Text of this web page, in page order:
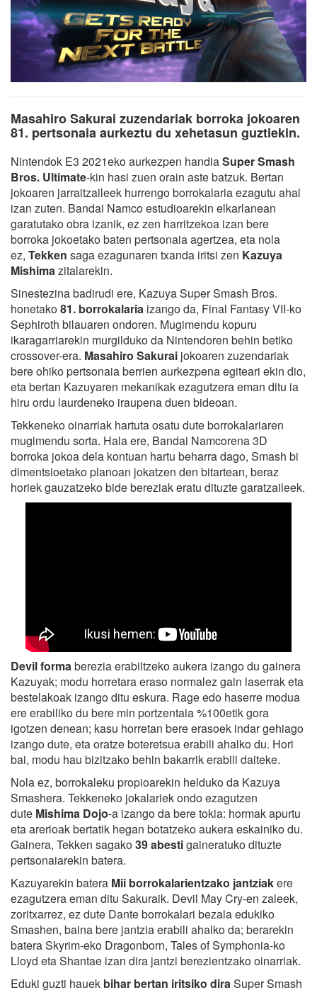
Masahiro Sakurai zuzendariak borroka jokoaren
81. pertsonaia aurkeztu du xehetasun guztiekin.
Nintendok E3 2021eko aurkezpen handiaSuper Smash
Bros. Ultimate-kin hasi zuen orain aste batzuk. Bertan
jokoaren jarraitzaileek hurrengo borrokalaria ezagutu ahal
izan zuten. Bandai Namco estudioarekin elkarlanean
garatutako obra izanik, ez zen harritzekoa izan bere
borroka jokoetako baten pertsonaia agertzea, eta nola
ez, Tekken saga ezagunaren txanda iritsi zen Kazuya
Mishimazitalarekin.
Sinestezina badirudi ere, Kazuya Super Smash Bros.
honetako81. borrokalaria izango da, Final Fantasy VII-ko
Sephiroth bilauaren ondoren. Mugimendu kopuru
ikaragarriarekin murgilduko da Nintendoren behin betiko
crossover-era. Masahiro Sakurai jokoaren zuzendariak
bere ohiko pertsonaia berrien aurkezpena egiteari ekin dio,
eta bertan Kazuyaren mekanikak ezagutzera eman ditu ia
hiru ordu laurdeneko iraupena duen bideoan.
Tekkeneko oinarriak hartuta osatu dute borrokalariaren
mugimendu sorta. Hala ere, Bandai Namcorena 3D
borroka jokoa dela kontuan hartu beharra dago, Smash bi
dimentsioetako planoan jokatzen den bitartean, beraz
horiek gauzatzeko bide bereziak eratu dituzte garatzaileek.
Devil forma berezia erabiltzeko aukera izango du gainera
Kazuyak; modu horretara eraso normalez gain laserrak eta
bestelakoak izango ditu eskura. Rage edo haserre modua
ere erabiliko du bere min portzentaia %100etik gora
igotzen denean; kasu horretan bere erasoek indar gehiago
izango dute, eta oratze boteretsua erabili ahalko du. Hori
bai, modu hau bizitzako behin bakarrik erabili daiteke.
Nola ez, borrokaleku propioarekin helduko da Kazuya
Smashera. Tekkeneko jokalariek ondo ezagutzen
dute Mishima Dojo-a izango da bere tokia: hormak apurtu
eta arerioak bertatik hegan botatzeko aukera eskainiko du.
Gainera, Tekken sagako39 abestigaineratuko dituzte
pertsonaiarekin batera.
Kazuyarekin batera Mii borrokalarientzako jantziakere
ezagutzera eman ditu Sakuraik. Devil May Cry-en zaleek,
zoritxarrez, ez dute Dante borrokalari bezala edukiko
Smashen, baina bere jantzia erabili ahalko da; berarekin
batera Skyrim-eko Dragonborn, Tales of Symphonia-ko
Lloyd eta Shantae izan dira jantzi berezientzako oinarriak.
Eduki guzti hauek bihar bertan iritsiko dira Super Smash